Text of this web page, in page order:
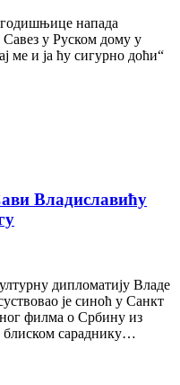
напада
у Руском дому у
ме и ја ћу сигурно доћи“
Владиславићу
дипломатију Владе
је синоћ у Санкт
филма о Србину из
блиском сараднику…